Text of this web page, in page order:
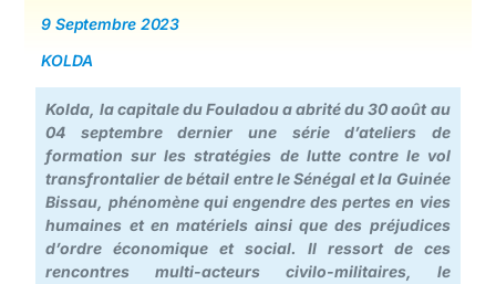
9 Septembre 2023
KOLDA
Kolda, la capitale du Fouladou a abrité du 30 août au
04 septembre dernier une série d’ateliers de
formation sur les stratégies de lutte contre le vol
transfrontalier de bétail entre le Sénégal et la Guinée
Bissau, phénomène qui engendre des pertes en vies
humaines et en matériels ainsi que des préjudices
d’ordre économique et social. Il ressort de ces
rencontres multi-acteurs civilo-militaires, le